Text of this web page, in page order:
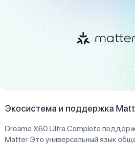
Экосистема и поддержка
Dreame X60 Ultra Complete
Matter. Это универсальный язык